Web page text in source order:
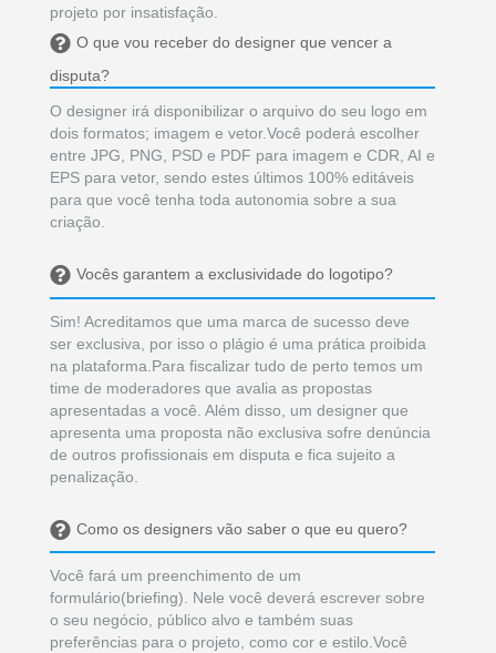
projeto por insatisfação.
O que vou receber do designer que vencer a
disputa?
O designer irá disponibilizar o arquivo do seu logo em
dois formatos; imagem e vetor.Você poderá escolher
entre JPG, PNG, PSD e PDF para imagem e CDR, AI e
EPS para vetor, sendo estes últimos 100% editáveis
para que você tenha toda autonomia sobre a sua
criação.
Vocês garantem a exclusividade do logotipo?
Sim! Acreditamos que uma marca de sucesso deve
ser exclusiva, por isso o plágio é uma prática proibida
na plataforma.Para fiscalizar tudo de perto temos um
time de moderadores que avalia as propostas
apresentadas a você. Além disso, um designer que
apresenta uma proposta não exclusiva sofre denúncia
de outros profissionais em disputa e fica sujeito a
penalização.
Como os designers vão saber o que eu quero?
Você fará um preenchimento de um
formulário(briefing). Nele você deverá escrever sobre
o seu negócio, público alvo e também suas
preferências para o projeto, como cor e estilo.Você